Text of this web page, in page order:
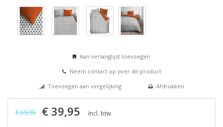
Aan verlanglijst toevoegen
Neem contact op over dit product
Toevoegen aan vergelijking
Afdrukken
€ 59,95 € 39,95 Incl. btw